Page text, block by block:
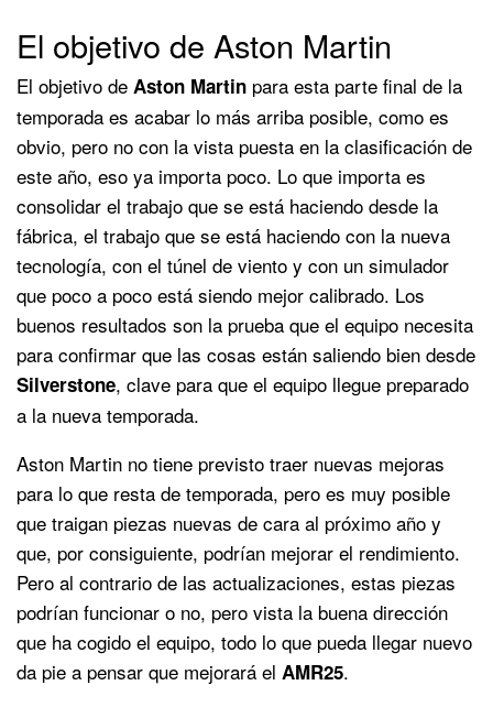
El objetivo de Aston Martin
El objetivo de Aston Martin para esta parte final de la
temporada es acabar lo más arriba posible, como es
obvio, pero no con la vista puesta en la clasificación de
este año, eso ya importa poco. Lo que importa es
consolidar el trabajo que se está haciendo desde la
fábrica, el trabajo que se está haciendo con la nueva
tecnología, con el túnel de viento y con un simulador
que poco a poco está siendo mejor calibrado. Los
buenos resultados son la prueba que el equipo necesita
para confirmar que las cosas están saliendo bien desde
Silverstone, clave para que el equipo llegue preparado
a la nueva temporada.
Aston Martin no tiene previsto traer nuevas mejoras
para lo que resta de temporada, pero es muy posible
que traigan piezas nuevas de cara al próximo año y
que, por consiguiente, podrían mejorar el rendimiento.
Pero al contrario de las actualizaciones, estas piezas
podrían funcionar o no, pero vista la buena dirección
que ha cogido el equipo, todo lo que pueda llegar nuevo
da pie a pensar que mejorará el AMR25.